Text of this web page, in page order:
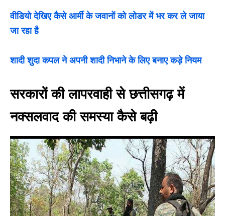
वीडियो देखिए कैसे आर्मी के जवानों को लोडर में भर कर ले जाया
जा रहा है
शादी शुदा कपल ने अपनी शादी निभाने के लिए बनाए कड़े नियम
सरकारों की लापरवाही से छत्तीसगढ़ में
नक्सलवाद की समस्या कैसे बढ़ी